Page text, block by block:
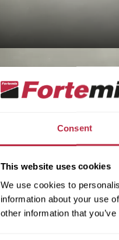
Consent
This website uses cookies
We use cookies to
information about your use
other information that